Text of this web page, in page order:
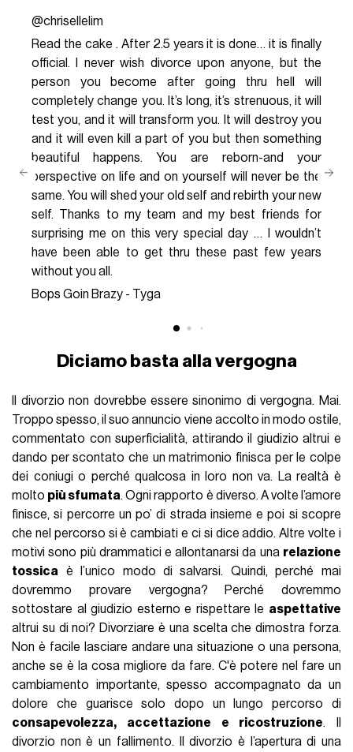
@chrisellelim
Read the cake . After 2.5 years it is done… it is finally
official. I never wish divorce upon anyone, but the
person you become after going thru hell will
completely change you. It’s long, it’s strenuous, it will
test you, and it will transform you. It will destroy you
and it will even kill a part of you but then something
beautiful happens. You are reborn-and your
perspective on life and on yourself will never be the
same. You will shed your old self and rebirth your new
self. Thanks to my team and my best friends for
surprising me on this very special day … I wouldn’t
have been able to get thru these past few years
without you all.
Bops Goin Brazy - Tyga
Diciamo basta alla vergogna
Il divorzio non dovrebbe essere sinonimo di vergogna. Mai.
Troppo spesso, il suo annuncio viene accolto in modo ostile,
commentato con superficialità, attirando il giudizio altrui e
dando per scontato che un matrimonio finisca per le colpe
dei coniugi o perché qualcosa in loro non va. La realtà è
molto più sfumata. Ogni rapporto è diverso. A volte l’amore
finisce, si percorre un po’ di strada insieme e poi si scopre
che nel percorso si è cambiati e ci si dice addio. Altre volte i
motivi sono più drammatici e allontanarsi da una relazione
tossica è l’unico modo di salvarsi. Quindi, perché mai
dovremmo provare vergogna? Perché dovremmo
sottostare al giudizio esterno e rispettare le aspettative
altrui su di noi? Divorziare è una scelta che dimostra forza.
Non è facile lasciare andare una situazione o una persona,
anche se è la cosa migliore da fare. C'è potere nel fare un
cambiamento importante, spesso accompagnato da un
dolore che guarisce solo dopo un lungo percorso di
consapevolezza, accettazione e ricostruzione. Il
divorzio non è un fallimento. Il divorzio è l’apertura di una